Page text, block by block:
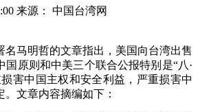
来源： 中国台湾网
马明哲的文章指出，美国向台湾出售
国原则和中美三个联合公报特别是“八·
害中国主权和安全利益，严重损害中
文章内容摘编如下：